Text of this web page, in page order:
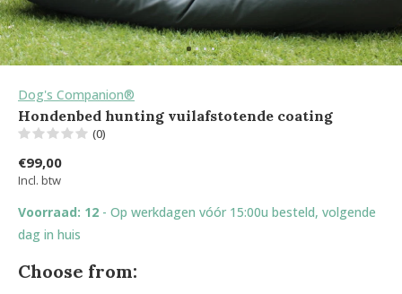
Dog's Companion®
Hondenbed hunting vuilafstotende coating
(0)
€99,00
Incl. btw
Voorraad: 12 - Op werkdagen vóór 15:00u besteld, volgende
dag in huis
Choose from: